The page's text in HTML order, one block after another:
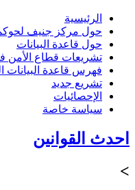
الرئيسية
حول مركز جنيف
حول قاعدة البيانات
تشريعات قطاع الأمن في
فهرس قاعدة البيانات
تشريع جديد
الإحصائيات
سياسة خاصة
احدث القوانين
>